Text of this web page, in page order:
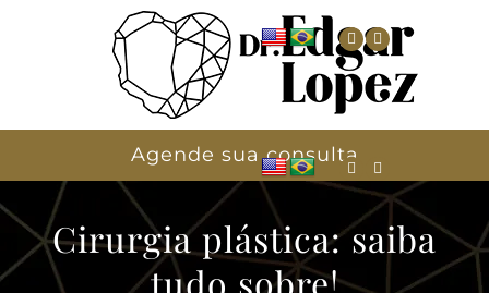
Agende sua consulta
Cirurgia plástica: saiba
tudo sobre!